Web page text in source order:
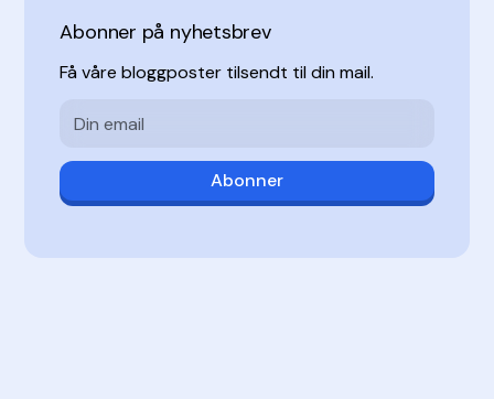
Abonner på nyhetsbrev
Få våre bloggposter tilsendt til din mail.